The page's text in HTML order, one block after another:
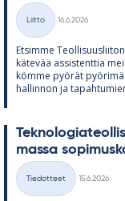
Kategoriat
Liitto
16.6.2026
Et­simme
kä­te­vää as­sis­tent­tia
kömme pyö­rät
hal­lin­non ja
massa
Kategoriat
Tiedotteet
15.6.2026